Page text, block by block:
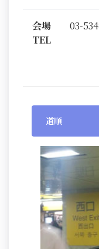
会場
TEL
03-
道順